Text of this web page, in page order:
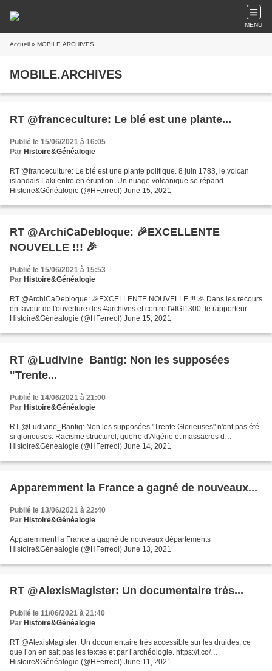
MENU
Accueil » MOBILE.ARCHIVES
MOBILE.ARCHIVES
RT @franceculture: Le blé est une plante...
Publié le 15/06/2021 à 16:05
Par Histoire&Généalogie
RT @franceculture: Le blé est une plante politique. 8 juin 1783, le volcan
islandais Laki entre en éruption. Un nuage volcanique se répand…
Histoire&Généalogie (@HFerreol) June 15, 2021
RT @ArchiCaDebloque: 🎉EXCELLENTE
NOUVELLE !!! 🎉
Publié le 15/06/2021 à 15:53
Par Histoire&Généalogie
RT @ArchiCaDebloque: 🎉EXCELLENTE NOUVELLE !!! 🎉 Dans les recours
en faveur de l'ouverture des #archives et contre l'#IGI1300, le rapporteur…
Histoire&Généalogie (@HFerreol) June 15, 2021
RT @Ludivine_Bantig: Non les supposées
"Trente...
Publié le 14/06/2021 à 21:00
Par Histoire&Généalogie
RT @Ludivine_Bantig: Non les supposées "Trente Glorieuses" n'ont pas été
si glorieuses. Racisme structurel, guerre d'Algérie et massacres d…
Histoire&Généalogie (@HFerreol) June 14, 2021
Apparemment la France a gagné de nouveaux...
Publié le 13/06/2021 à 22:40
Par Histoire&Généalogie
Apparemment la France a gagné de nouveaux départements
Histoire&Généalogie (@HFerreol) June 13, 2021
RT @AlexisMagister: Un documentaire très...
Publié le 11/06/2021 à 21:40
Par Histoire&Généalogie
RT @AlexisMagister: Un documentaire très accessible sur les druides, ce
que l’on en sait pas les textes et par l’archéologie. https://t.co/…
Histoire&Généalogie (@HFerreol) June 11, 2021